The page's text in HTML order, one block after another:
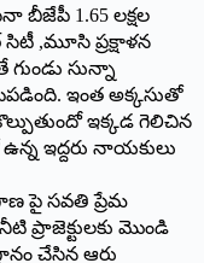
బీజేపీ 1.65 లక్షల
,మూసి ప్రక్షాళన
గుండు సున్నా
ఇంత అక్కసుతో
ఇక్కడ గెలిచిన
ఇద్దరు నాయకులు
పై సవతి ప్రేమ
ప్రాజెక్టులకు మొండి
చేసిన ఆరు